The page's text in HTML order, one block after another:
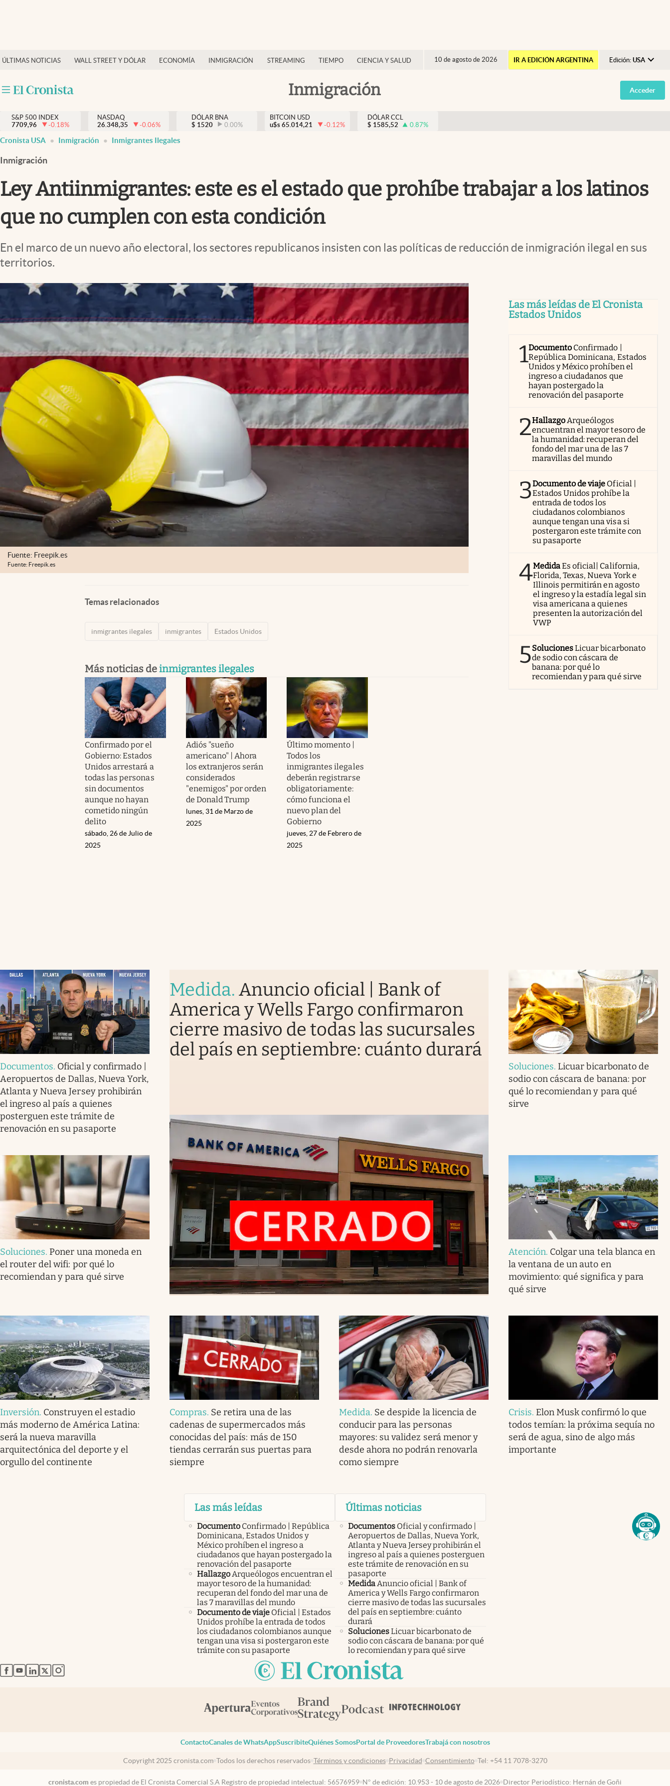
ÚLTIMAS NOTICIAS WALL STREET Y DÓLAR ECONOMÍA INMIGRACIÓN STREAMING TIEMPO CIENCIA Y SALUD 10 de agosto de 2026 IR A EDICIÓN ARGENTINA Edición: USA
Argentina
España
Inmigración
Finanzas y economía
Inmigración
Trending
Streaming
Lifestyle
Acceder
S&P 500 INDEX
7709,96
-0.18%
NASDAQ
26.348,35
-0.06%
DÓLAR BNA
$ 1520 0.00%
BITCOIN USD
u$s 65.014,21 -0.12%
DÓLAR CCL
$ 1585,52 0.87%
Cronista USA Inmigración Inmigrantes Ilegales
Inmigración
Ley Antiinmigrantes: este es el estado que prohíbe trabajar a los latinos
que no cumplen con esta condición
En el marco de un nuevo año electoral, los sectores republicanos insisten con las políticas de reducción de inmigración ilegal en sus
territorios.
Fuente: Freepik.es
Fuente: Freepik.es
Temas relacionados
inmigrantes ilegales inmigrantes Estados Unidos
Más noticias deinmigrantes ilegales
Confirmado por el
Gobierno: Estados
Unidos arrestará a
todas las personas
sin documentos
aunque no hayan
cometido ningún
delito
sábado, 26 de Julio de
2025
Adiós "sueño
americano" | Ahora
los extranjeros serán
considerados
"enemigos" por orden
de Donald Trump
lunes, 31 de Marzo de
2025
Último momento |
Todos los
inmigrantes ilegales
deberán registrarse
obligatoriamente:
cómo funciona el
nuevo plan del
Gobierno
jueves, 27 de Febrero de
2025
Las más leídas de El Cronista
Estados Unidos
1Documento Confirmado |
República Dominicana, Estados
Unidos y México prohíben el
ingreso a ciudadanos que
hayan postergado la
renovación del pasaporte
2HallazgoArqueólogos
encuentran el mayor tesoro de
la humanidad: recuperan del
fondo del mar una de las 7
maravillas del mundo
3Documento de viaje Oficial |
Estados Unidos prohíbe la
entrada de todos los
ciudadanos colombianos
aunque tengan una visa si
postergaron este trámite con
su pasaporte
4MedidaEs oficial| California,
Florida, Texas, Nueva York e
Illinois permitirán en agosto
el ingreso y la estadía legal sin
visa americana a quienes
presenten la autorización del
VWP
5SolucionesLicuar bicarbonato
de sodio con cáscara de
banana: por qué lo
recomiendan y para qué sirve
Documentos. Oficial y confirmado |
Aeropuertos de Dallas, Nueva York,
Atlanta y Nueva Jersey prohibirán
el ingreso al país a quienes
posterguen este trámite de
renovación en su pasaporte
Medida. Anuncio oficial | Bank of
America y Wells Fargo confirmaron
cierre masivo de todas las sucursales
del país en septiembre: cuánto durará
Soluciones. Licuar bicarbonato de
sodio con cáscara de banana: por
qué lo recomiendan y para qué
sirve
Soluciones. Poner una moneda en
el router del wifi: por qué lo
recomiendan y para qué sirve
Atención. Colgar una tela blanca en
la ventana de un auto en
movimiento: qué significa y para
qué sirve
Inversión. Construyen el estadio
más moderno de América Latina:
será la nueva maravilla
arquitectónica del deporte y el
orgullo del continente
Compras. Se retira una de las
cadenas de supermercados más
conocidas del país: más de 150
tiendas cerrarán sus puertas para
siempre
Medida. Se despide la licencia de
conducir para las personas
mayores: su validez será menor y
desde ahora no podrán renovarla
como siempre
Crisis. Elon Musk confirmó lo que
todos temían: la próxima sequía no
será de agua, sino de algo más
importante
Las más leídas
Documento Confirmado | República
Dominicana, Estados Unidos y
México prohíben el ingreso a
ciudadanos que hayan postergado la
renovación del pasaporte
Hallazgo Arqueólogos encuentran el
mayor tesoro de la humanidad:
recuperan del fondo del mar una de
las 7 maravillas del mundo
Documento de viaje Oficial | Estados
Unidos prohíbe la entrada de todos
los ciudadanos colombianos aunque
tengan una visa si postergaron este
trámite con su pasaporte
Últimas noticias
Documentos Oficial y confirmado |
Aeropuertos de Dallas, Nueva York,
Atlanta y Nueva Jersey prohibirán el
ingreso al país a quienes posterguen
este trámite de renovación en su
pasaporte
Medida Anuncio oficial | Bank of
America y Wells Fargo confirmaron
cierre masivo de todas las sucursales
del país en septiembre: cuánto
durará
SolucionesLicuar bicarbonato de
sodio con cáscara de banana: por qué
lo recomiendan y para qué sirve
abre en nueva pestaña
abre en nueva pestaña
abre en nueva pestaña
abre en nueva pestaña
abre en nueva pestaña
ContactoCanales de WhatsAppSuscribiteQuiénes SomosPortal de ProveedoresTrabajá con nosotros
Copyright 2025 cronista.com Todos los derechos reservados Términos y condiciones Privacidad Consentimiento Tel: +54 11 7078-3270
cronista.com es propiedad de El Cronista Comercial S.A Registro de propiedad intelectual: 56576959 N° de edición: 10.953 - 10 de agosto de 2026 Director Periodístico: Hernán de Goñi